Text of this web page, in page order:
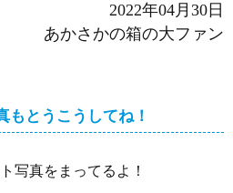
2022年04月30日
あかさかの箱の大ファン
もとうこうしてね！
写真をまってるよ！